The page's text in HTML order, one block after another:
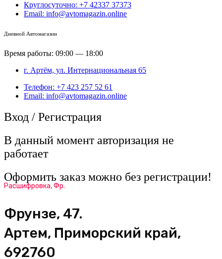
Круглосуточно: +7 42337 37373
Email: info@avtomagazin.online
Дневной Автомагазин
Время работы: 09:00 — 18:00
г. Артём, ул. Интернациональная 65
Телефон: +7 423 257 52 61
Email: info@avtomagazin.online
Вход / Регистрация
В данный момент авторизация не
работает
Оформить заказ можно без регистрации!
Расшифровка, Фр.
Фрунзе, 47.
Артем, Приморский край,
692760